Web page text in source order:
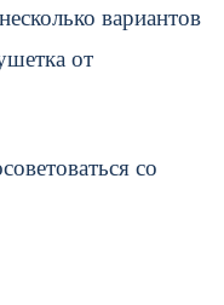
вариантов
от
со